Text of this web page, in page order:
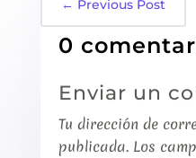
← Previous Post
0
Enviar un
Tu dirección de
publicada. Los